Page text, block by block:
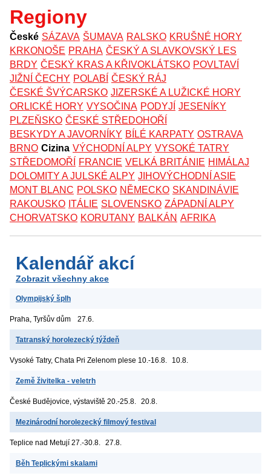
Regiony
České SÁZAVA ŠUMAVA RALSKO KRUŠNÉ HORY
KRKONOŠE PRAHA ČESKÝ A SLAVKOVSKÝ LES
BRDY ČESKÝ KRAS A KŘIVOKLÁTSKO POVLTAVÍ
JIŽNÍ ČECHY POLABÍ ČESKÝ RÁJ
ČESKÉ ŠVÝCARSKO JIZERSKÉ A LUŽICKÉ HORY
ORLICKÉ HORY VYSOČINA PODYJÍ JESENÍKY
PLZEŇSKO ČESKÉ STŘEDOHOŘÍ
BESKYDY A JAVORNÍKY BÍLÉ KARPATY OSTRAVA
BRNO Cizina VÝCHODNÍ ALPY VYSOKÉ TATRY
STŘEDOMOŘÍ
FRANCIE VELKÁ BRITÁNIE HIMÁLAJ
DOLOMITY A JULSKÉ ALPY JIHOVÝCHODNÍ ASIE
MONT BLANC POLSKO NĚMECKO SKANDINÁVIE
RAKOUSKO ITÁLIE SLOVENSKO ZÁPADNÍ ALPY
CHORVATSKO KORUTANY BALKÁN AFRIKA
Kalendář akcí
Zobrazit všechny akce
Olympijský šplh
Praha, Tyršův dům 27.6.
Tatranský horolezecký týždeň
Vysoké Tatry, Chata Pri Zelenom plese 10.-16.8. 10.8.
Země živitelka - veletrh
České Budějovice, výstaviště 20.-25.8. 20.8.
Mezinárodní horolezecký filmový festival
Teplice nad Metují 27.-30.8. 27.8.
Běh Teplickými skalami